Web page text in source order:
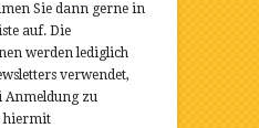
Sie dann gerne in
auf. Die
werden lediglich
verwendet,
Anmeldung zu
hiermit